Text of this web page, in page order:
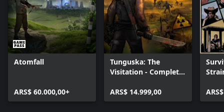
Atomfall
ARS$ 60.000,00+
Tunguska: The
Visitation - Complete
ARS$ 14.999,00